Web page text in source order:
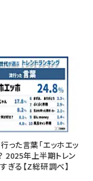
った言葉「エッホエッ
2025年上半期トレン
ぎる【Z総研調べ】